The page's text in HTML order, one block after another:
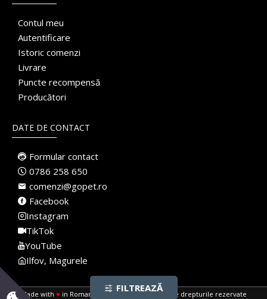
Contul meu
Autentificare
Istoric comenzi
Livrare
Puncte recompensă
Producători
DATE DE CONTACT
Formular contact
0786 258 650
comenzi@gopet.ro
Facebook
Instagram
TikTok
YouTube
Ilfov, Magurele
Made with ♥ in Romania · Pet Shop Online · Toate drepturile rezervate
FILTREAZĂ